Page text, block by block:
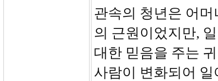
관속의 청년은 어
의 근원이었지만,
대한 믿음을 주는
사람이 변화되어